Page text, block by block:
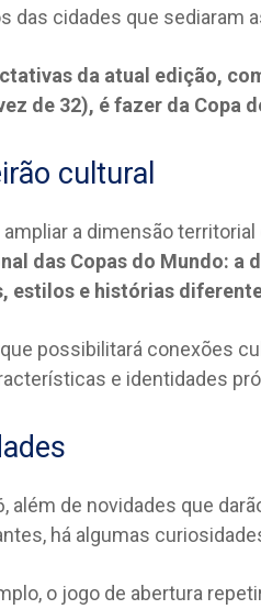
das cidades que sediaram
da atual edição,
de 32), é fazer da Copa
cultural
a dimensão territorial
das Copas do Mundo: a
estilos e histórias
possibilitará conexões
e identidades
além de novidades que
há algumas
o jogo de abertura